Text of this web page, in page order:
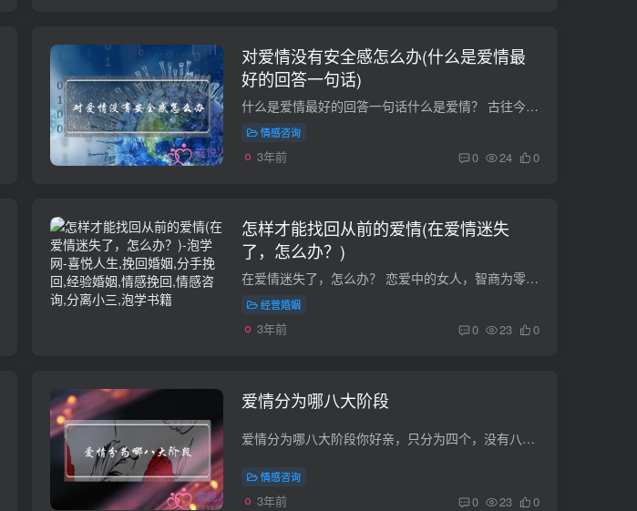
对爱情没有安全感怎么办(什么是爱情最
好的回答一句话)
什么是爱情最好的回答一句话什么是爱情？ 古往今来，爱最是折磨人心，只是这前前后后，纷乱世间，以爱为题的人或事，多多少少让人感叹也让人惋惜。 爱是一种情感，一种说不清，道不明的缥缈之态...
情感咨询
3年前 0 24 0
怎样才能找回从前的爱情(在爱情迷失
了，怎么办？)
在爱情迷失了，怎么办？ 恋爱中的女人，智商为零！有话很有道理！ 但是我要说。恋爱中的女人，智商为负（付），付出的付！女人，你可以为你爱的男人付出，但前提是，你要活的快乐、要活出自我！...
经营婚姻
3年前 0 23 0
爱情分为哪八大阶段
爱情分为哪八大阶段你好亲，只分为四个，没有八个的 阶段一：完美的高峰 恋爱症状：当你刚刚堕入情网的时候，就像飞到一个乌托邦星球——一个截然不同的世界：他讲的笑话总是那么可笑，每一顿与...
情感咨询
3年前 0 23 0